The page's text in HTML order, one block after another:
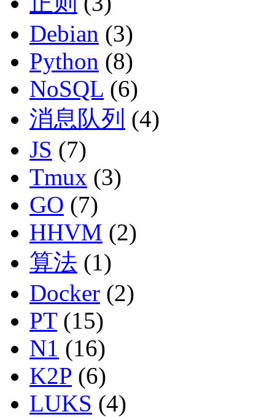
Debian (3)
Python (8)
NoSQL (6)
消息队列 (4)
JS (7)
Tmux (3)
GO (7)
HHVM (2)
算法 (1)
Docker (2)
PT(15)
N1 (16)
K2P (6)
LUKS (4)